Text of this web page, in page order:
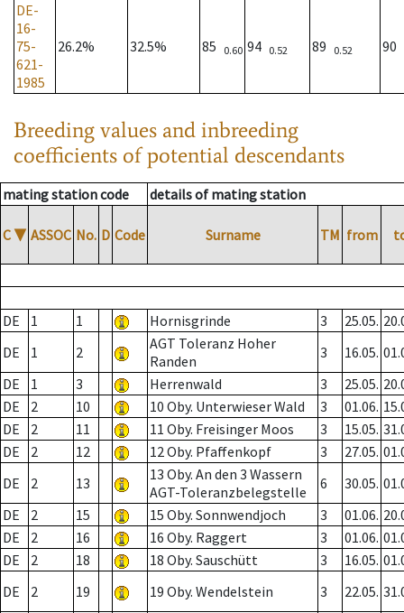
DE-
16-
75-
621-
1985
26.2% 32.5% 85 0.60 94 0.52 89 0.52 90
Breeding values and inbreeding
coefficients of potential descendants
mating station code details of mating station
C ▼ ASSOC No. D Code Surname TM from
DE 1 1 Hornisgrinde 3 25.05.
DE
1 2
AGT Toleranz Hoher
Randen
3 16.05.
DE
1 3 Herrenwald 3 25.05.
DE
2 10 10 Oby. Unterwieser Wald 3 01.06.
DE
2 11 11 Oby. Freisinger Moos 3 15.05.
DE
2 12 12 Oby. Pfaffenkopf 3 27.05.
DE
2 13
13 Oby. An den 3 Wassern
AGT-Toleranzbelegstelle
6 30.05.
DE
2 15 15 Oby. Sonnwendjoch 3 01.06.
DE
2 16 16 Oby. Raggert 3 01.06.
DE
2 18 18 Oby. Sauschütt 3 16.05.
DE
2 19 19 Oby. Wendelstein 3 22.05.